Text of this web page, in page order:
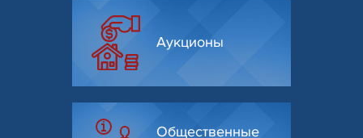
Аукционы
Общественные